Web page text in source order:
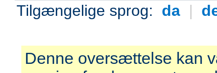
Tilgængelige sprog: da |
Denne oversættelse kan